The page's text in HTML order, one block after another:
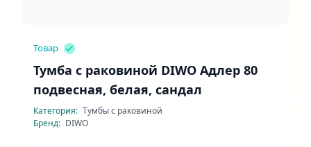
Товар
Тумба с раковиной DIWO Адлер 80
подвесная, белая, сандал
Категория: Тумбы с раковиной
Бренд: DIWO